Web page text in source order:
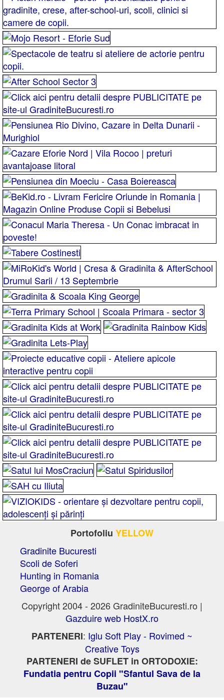
Portofoliu YELLOW
Gradinite Bucuresti
Scoli de Soferi
Hunting in Romania
George of Arabia
Copyright 2004 - 2026 GradiniteBucuresti.ro |
Gazduire web HostX.ro
PARTENERI: Iglu Soft Play - Rovimed ~
Creative Toys
PARTENERI de SUFLET in ORTODOXIE:
Fundatia pentru Copii "Sfantul Sava de la
Buzau"